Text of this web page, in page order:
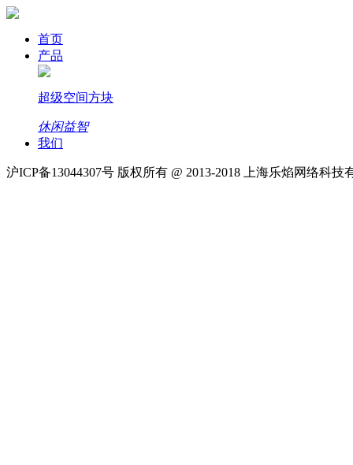
首页
产品
超级空间方块
休闲益智
我们
沪ICP备13044307号 版权所有 @ 2013-2018 上海乐焰网络科技